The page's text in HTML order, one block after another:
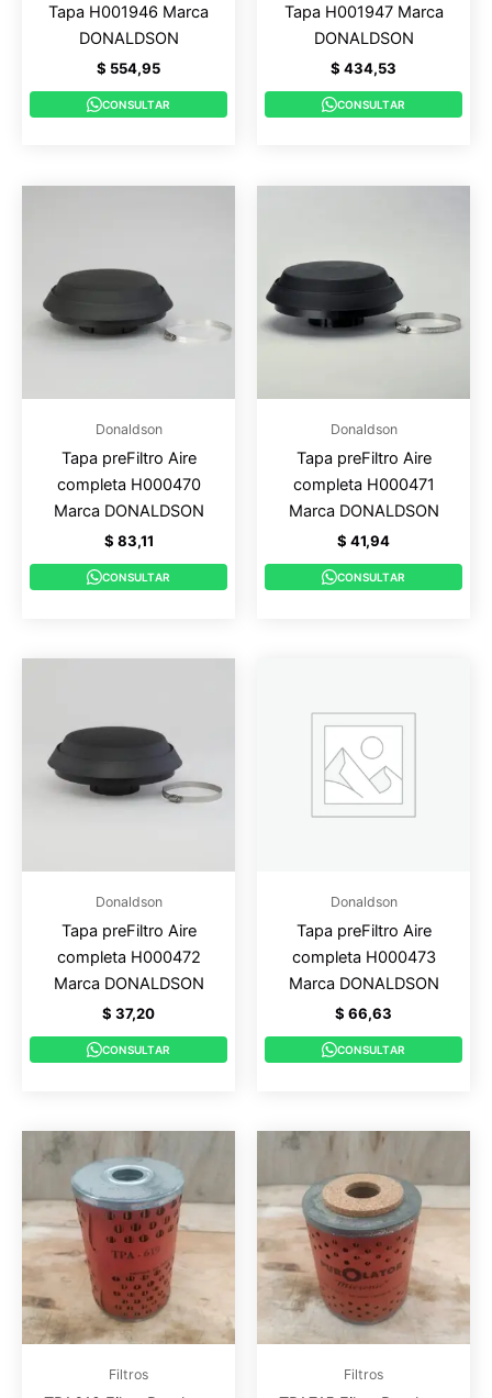
Tapa H001946 Marca
DONALDSON
$ 554,95
CONSULTAR
Tapa H001947 Marca
DONALDSON
$ 434,53
CONSULTAR
Donaldson
Tapa preFiltro Aire
completa H000470
Marca DONALDSON
$ 83,11
CONSULTAR
Donaldson
Tapa preFiltro Aire
completa H000471
Marca DONALDSON
$ 41,94
CONSULTAR
Donaldson
Tapa preFiltro Aire
completa H000472
Marca DONALDSON
$ 37,20
CONSULTAR
Donaldson
Tapa preFiltro Aire
completa H000473
Marca DONALDSON
$ 66,63
CONSULTAR
Filtros Filtros